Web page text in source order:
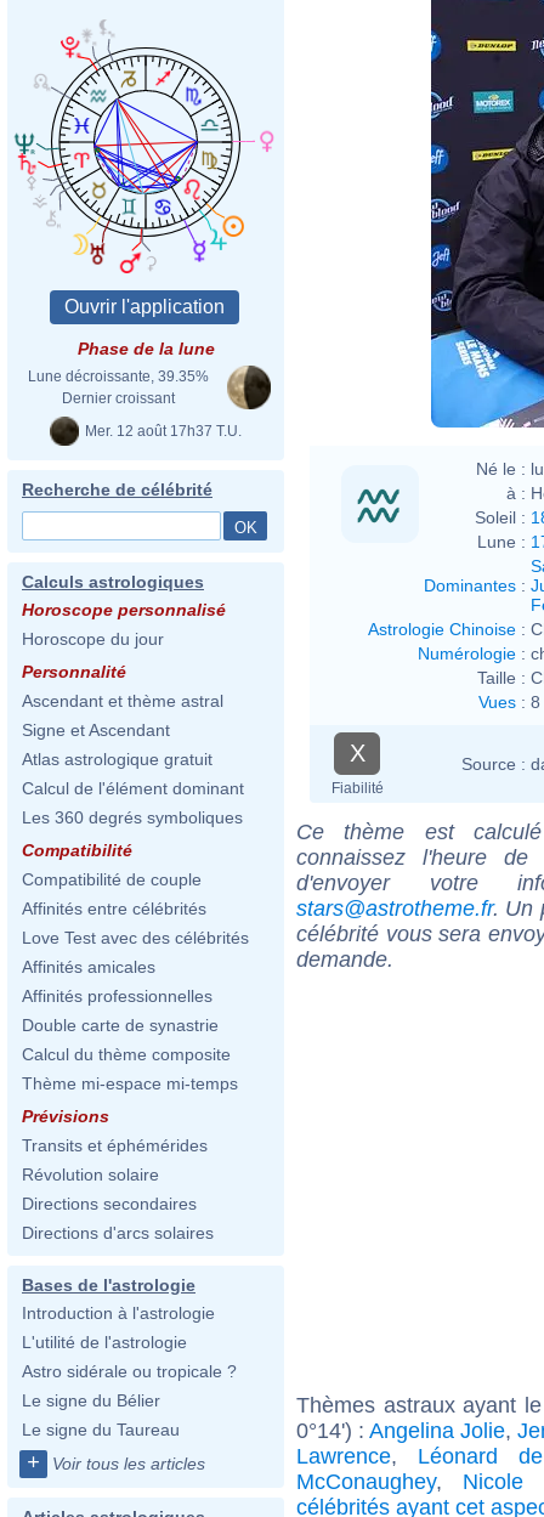
Phase de la lune
Lune décroissante, 39.35%
Dernier croissant
Mer. 12 août 17h37 T.U.
Recherche de célébrité
Calculs astrologiques
Horoscope personnalisé
Horoscope du jour
Personnalité
Ascendant et thème astral
Signe et Ascendant
Atlas astrologique gratuit
Calcul de l'élément dominant
Les 360 degrés symboliques
Compatibilité
Compatibilité de couple
Affinités entre célébrités
Love Test avec des célébrités
Affinités amicales
Affinités professionnelles
Double carte de synastrie
Calcul du thème composite
Thème mi-espace mi-temps
Prévisions
Transits et éphémérides
Révolution solaire
Directions secondaires
Directions d'arcs solaires
Bases de l'astrologie
Introduction à l'astrologie
L'utilité de l'astrologie
Astro sidérale ou tropicale ?
Le signe du Bélier
Le signe du Taureau
+ Voir tous les articles
Né le :
à :
Soleil :
Lune :
Dominantes :
Astrologie Chinoise :
Numérologie :
Taille :
Vues : 8
X
Fiabilité
Source :
Ce thème est
connaissez l'heure
d'envoyer votre
stars@astrotheme.fr. Un
célébrité vous sera
demande.
Thèmes astraux ayant
0°14') : Angelina Jolie,
Lawrence, Léonard
McConaughey, Nicole
célébrités ayant cet